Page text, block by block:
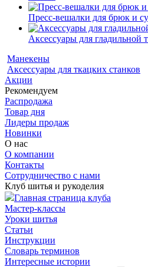
Пресс-вешалки для брюк и
Аксессуары для гладильной
Манекены
Аксессуары для ткацких станков
Акции
Рекомендуем
Распродажа
Товар дня
Лидеры продаж
Новинки
О нас
О компании
Контакты
Сотрудничество с нами
Клуб шитья и рукоделия
Главная страница клуба
Мастер-классы
Уроки шитья
Статьи
Инструкции
Словарь терминов
Интересные истории